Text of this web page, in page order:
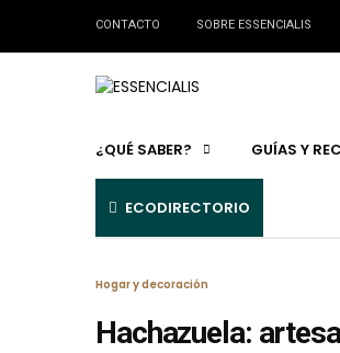
CONTACTO SOBRE ESSENCIALIS
¿QUÉ SABER? GUÍAS Y
ECODIRECTORIO
Hogar y decoración
Hachazuela: